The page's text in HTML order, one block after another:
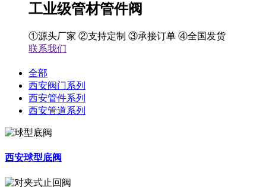
工业级管材管件阀
①源头厂家 ②支持定制 ③承接订单 ④全国发货
联系我们
全部
西安阀门系列
西安管件系列
西安管道系列
西安球型底阀